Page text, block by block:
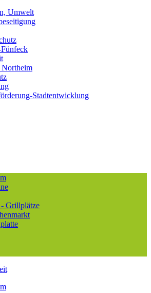
Umwelt
Northeim
Stadtentwicklung
- Grillplätze